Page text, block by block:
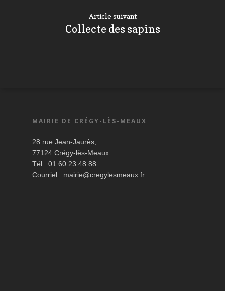
Article suivant
Collecte des sapins
MAIRIE DE CRÉGY-LÈS-MEAUX
28 rue Jean-Jaurès,
77124 Crégy-lès-Meaux
Tél : 01 60 23 48 88
Courriel : mairie@cregylesmeaux.fr